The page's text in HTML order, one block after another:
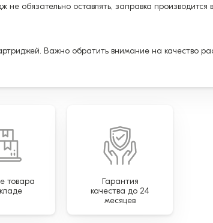
обязательно оставлять, заправка производится
Важно обратить внимание на качество
товара
Гарантия
качества до 24
месяцев